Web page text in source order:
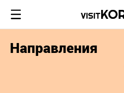
Направления